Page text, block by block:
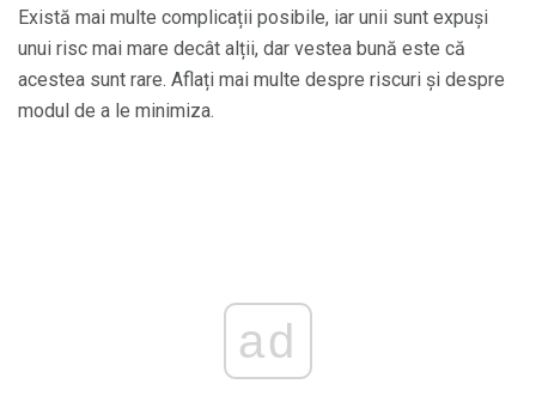
Există mai multe complicații posibile, iar unii sunt expuși
unui risc mai mare decât alții, dar vestea bună este că
acestea sunt rare. Aflați mai multe despre riscuri și despre
modul de a le minimiza.
ad